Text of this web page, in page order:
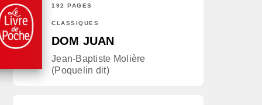
192 PAGES
CLASSIQUES
DOM JUAN
Jean-Baptiste Molière
(Poquelin dit)